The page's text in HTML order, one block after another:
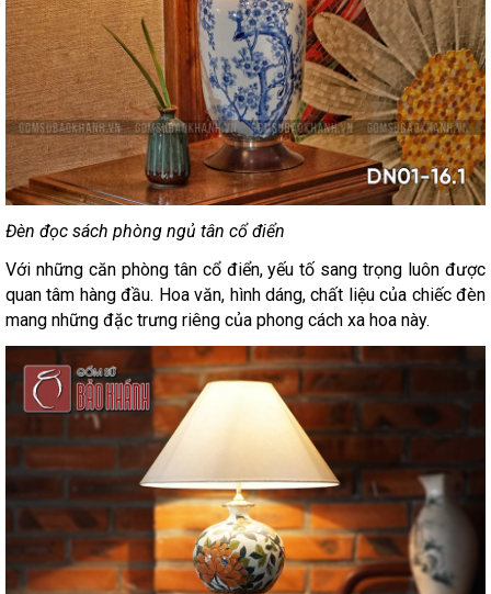
Đèn đọc sách phòng ngủ tân cổ điển
Với những căn phòng tân cổ điển, yếu tố sang trọng luôn được
quan tâm hàng đầu. Hoa văn, hình dáng, chất liệu của chiếc đèn
mang những đặc trưng riêng của phong cách xa hoa này.